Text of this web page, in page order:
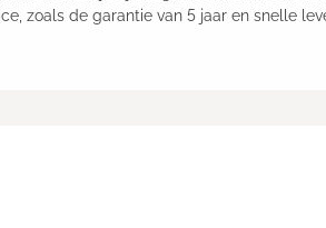
zoals de garantie van 5 jaar en snelle